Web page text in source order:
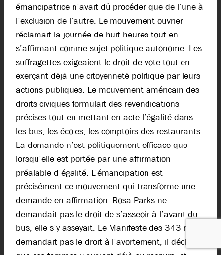
émancipatrice n’avait dû procéder que de l’une à
l’exclusion de l’autre. Le mouvement ouvrier
réclamait la journée de huit heures tout en
s’affirmant comme sujet politique autonome. Les
suffragettes exigeaient le droit de vote tout en
exerçant déjà une citoyenneté politique par leurs
actions publiques. Le mouvement américain des
droits civiques formulait des revendications
précises tout en mettant en acte l’égalité dans
les bus, les écoles, les comptoirs des restaurants.
La demande n’est politiquement efficace que
lorsqu’elle est portée par une affirmation
préalable d’égalité. L’émancipation est
précisément ce mouvement qui transforme une
demande en affirmation. Rosa Parks ne
demandait pas le droit de s’asseoir à l’avant du
bus, elle s’y asseyait. Le Manifeste des 343 ne
demandait pas le droit à l’avortement, il déclarait